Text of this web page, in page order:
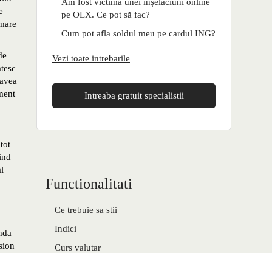
pe OLX. Ce pot să fac?
Cum pot afla soldul meu pe cardul ING?
Vezi toate intrebarile
Intreaba gratuit specialistii
Functionalitati
Ce trebuie sa stii
Indici
Curs valutar